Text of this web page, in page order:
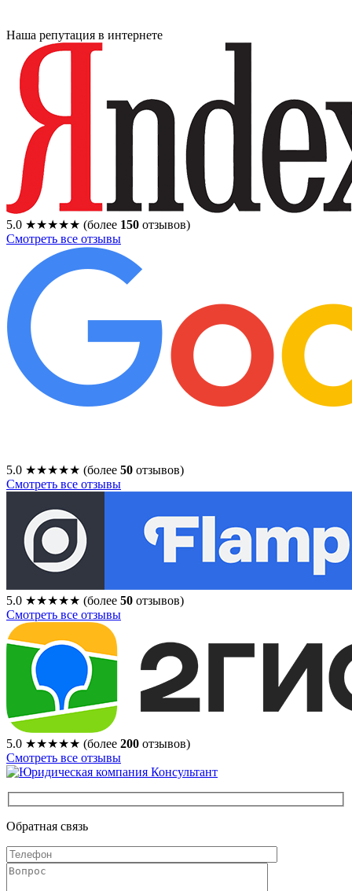
Наша репутация в интернете
5.0 ★★★★★ (более 150 отзывов)
Смотреть все отзывы
5.0 ★★★★★ (более 50 отзывов)
Смотреть все отзывы
5.0 ★★★★★ (более 50 отзывов)
Смотреть все отзывы
5.0 ★★★★★ (более 200 отзывов)
Смотреть все отзывы
Обратная связь